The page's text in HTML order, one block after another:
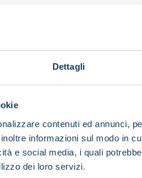
Dettagli
contenuti ed annunci,
informazioni sul modo in
e social media, i quali
dei loro servizi.
vanno ben
durata di vita del dispositivo:
significativo risparmio di costi
su larga scala. Questo
manutenzione è difficile o
medici impiantati.